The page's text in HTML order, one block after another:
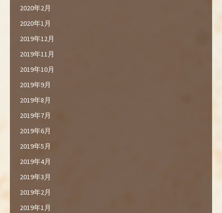
2020年2月
2020年1月
2019年12月
2019年11月
2019年10月
2019年9月
2019年8月
2019年7月
2019年6月
2019年5月
2019年4月
2019年3月
2019年2月
2019年1月